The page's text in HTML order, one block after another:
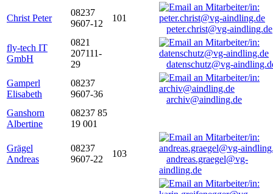
Christ Peter
08237
9607-12
101
peter.christ@vg-aindling.de
fly-tech IT
GmbH
0821
207111-
29
datenschutz@vg-
Gamperl
Elisabeth
08237
9607-36
archiv@aindling.de
Ganshorn
Albertine
08237 85
19 001
Grägel
Andreas
08237
9607-22
103
andreas.graegel@vg-
aindling.de